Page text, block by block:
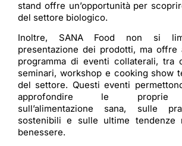
stand offre un’opportunità per
del settore biologico.
Inoltre, SANA Food non si
presentazione dei prodotti, ma
programma di eventi collaterali, tra
seminari, workshop e cooking show
del settore. Questi eventi
approfondire le proprie
sull’alimentazione sana, sulle
sostenibili e sulle ultime tendenze
benessere.